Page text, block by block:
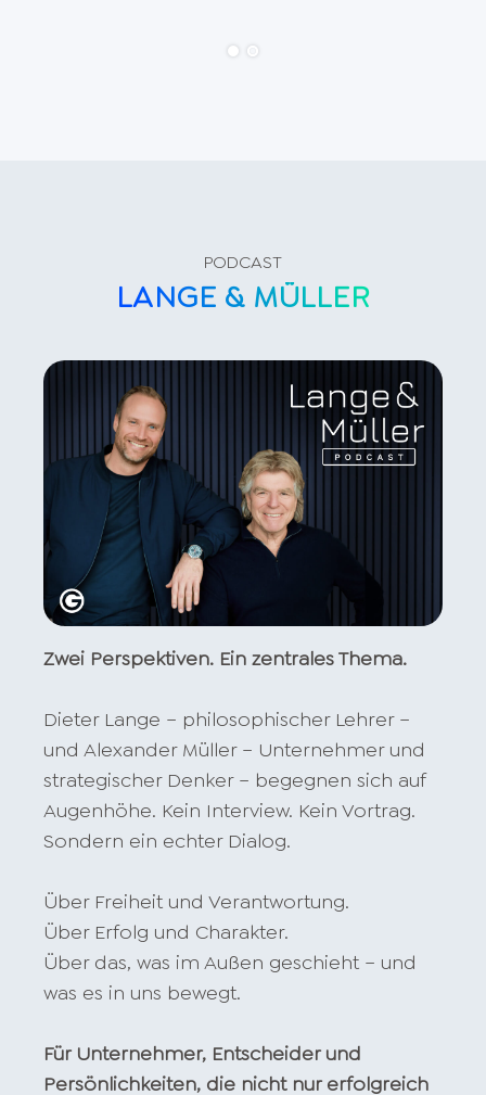
PODCAST
LANGE & MÜLLER
Zwei Perspektiven. Ein zentrales Thema.
Dieter Lange – philosophischer Lehrer –
und Alexander Müller – Unternehmer und
strategischer Denker – begegnen sich auf
Augenhöhe. Kein Interview. Kein Vortrag.
Sondern ein echter Dialog.
Über Freiheit und Verantwortung.
Über Erfolg und Charakter.
Über das, was im Außen geschieht – und
was es in uns bewegt.
Für Unternehmer, Entscheider und
Persönlichkeiten, die nicht nur erfolgreich